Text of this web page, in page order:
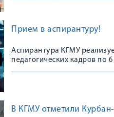
Прием в аспирантуру!
Аспирантура КГМУ
педагогических кадров по
В КГМУ отметили